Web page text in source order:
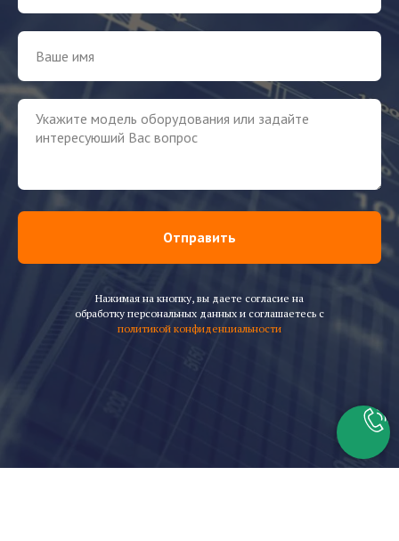
Отправить
Нажимая на кнопку, вы даете согласие на
обработку персональных данных и соглашаетесь c
политикой конфиденциальности